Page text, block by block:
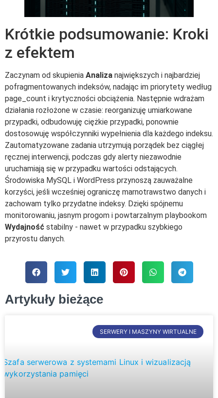
Krótkie podsumowanie: Kroki
z efektem
Zaczynam od skupienia Analiza największych i najbardziej
pofragmentowanych indeksów, nadając im priorytety według
page_count i krytyczności obciążenia. Następnie wdrażam
działania rozłożone w czasie: reorganizuję umiarkowane
przypadki, odbudowuję ciężkie przypadki, ponownie
dostosowuję współczynniki wypełnienia dla każdego indeksu.
Zautomatyzowane zadania utrzymują porządek bez ciągłej
ręcznej interwencji, podczas gdy alerty niezawodnie
uruchamiają się w przypadku wartości odstających.
Środowiska MySQL i WordPress przynoszą zauważalne
korzyści, jeśli wcześniej ograniczę marnotrawstwo danych i
zachowam tylko przydatne indeksy. Dzięki spójnemu
monitorowaniu, jasnym progom i powtarzalnym playbookom
Wydajność stabilny - nawet w przypadku szybkiego
przyrostu danych.
Artykuły bieżące
SERWERY I MASZYNY WIRTUALNE